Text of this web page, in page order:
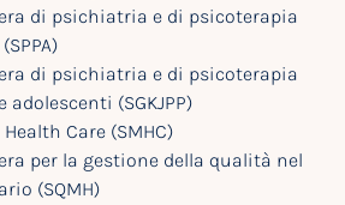
di psichiatria e di psicoterapia
di psichiatria e di psicoterapia
(SGKJPP)
Care (SMHC)
per la gestione della qualità nel
(SQMH)